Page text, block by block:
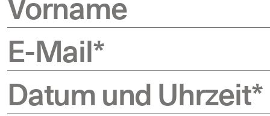
Vorname
E-Mail*
Datum und Uhrzeit*